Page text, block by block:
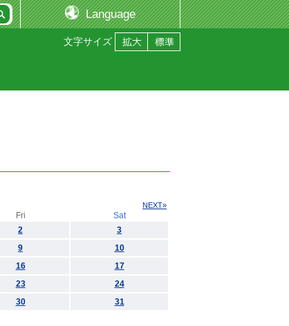
Language
文字サイズ
NEXT»
Fri
Sat
2
3
9
10
16
17
23
24
30 31